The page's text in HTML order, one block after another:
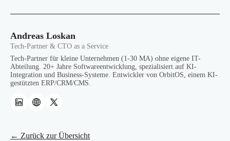
Andreas Loskan
Tech-Partner & CTO as a Service
Tech-Partner für kleine Unternehmen (1-30 MA) ohne eigene IT-
Abteilung. 20+ Jahre Softwareentwicklung, spezialisiert auf KI-
Integration und Business-Systeme. Entwickler von OrbitOS, einem KI-
gestützten ERP/CRM/CMS.
← Zurück zur Übersicht